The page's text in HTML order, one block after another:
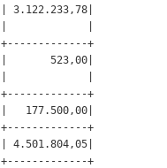
|             |
+
523,00|
|             |
+
+
4.501.804,05|
+